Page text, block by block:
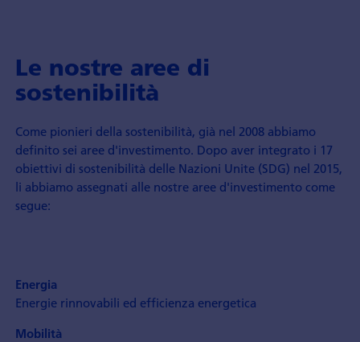
Le nostre aree di
sostenibilità
Come pionieri della sostenibilità, già nel 2008 abbiamo
definito sei aree d'investimento. Dopo aver integrato i 17
obiettivi di sostenibilità delle Nazioni Unite (SDG) nel 2015,
li abbiamo assegnati alle nostre aree d'investimento come
segue:
Energia
Energie rinnovabili ed efficienza energetica
Mobilità